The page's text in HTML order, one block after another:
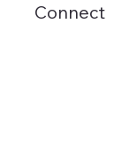
Connect